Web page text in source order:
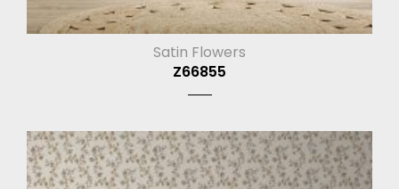
Satin Flowers
Z66855